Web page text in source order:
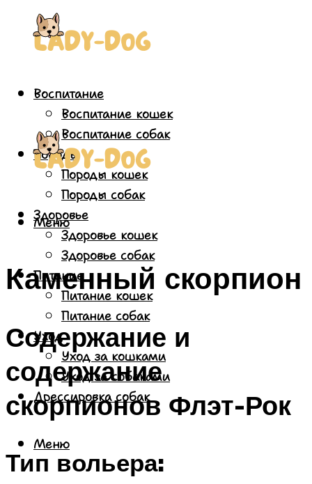
Воспитание
Воспитание кошек
Воспитание собак
Породы
Породы кошек
Породы собак
Здоровье
Здоровье кошек
Здоровье собак
Питание
Питание кошек
Питание собак
Уход
Уход за кошками
Уход за собаками
Дрессировка собак
Меню
Меню
Каменный скорпион
Содержание и
содержание
скорпионов Флэт-Рок
Тип вольера: